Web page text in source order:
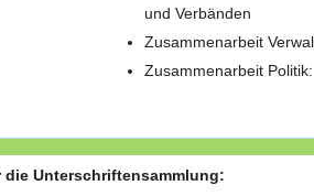
und Verbänden
Zusammenarbeit
Zusammenarbeit Politik:
Unterschriftensammlung: